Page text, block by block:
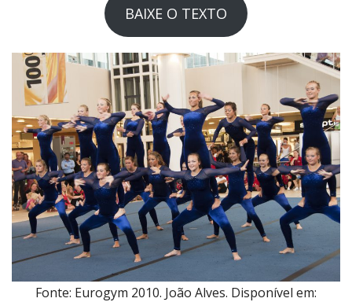
BAIXE O TEXTO
Fonte: Eurogym 2010. João Alves. Disponível em: